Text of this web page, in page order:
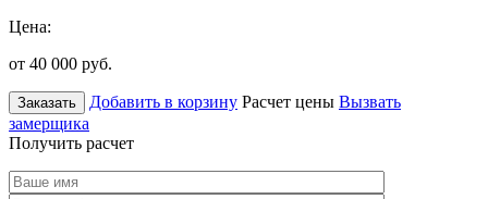
Цена:
от 40 000 руб.
Заказать Добавить в корзину Расчет цены Вызвать
замерщика
Получить расчет